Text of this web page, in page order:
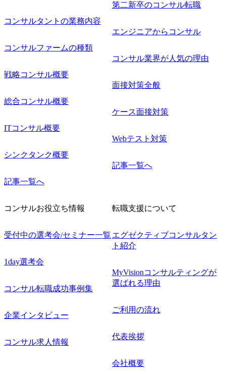
コンサルタントの業務内容
コンサルファームの種類
戦略コンサル概要
総合コンサル概要
ITコンサル概要
シンクタンク概要
記事一覧へ
第二新卒のコンサル転職
エンジニアからコンサル
コンサル業界が人気の理由
面接対策全般
ケース面接対策
Webテスト対策
記事一覧へ
コンサルお役立ち情報
受付中の選考会/セミナー一覧
1day選考会
コンサル転職成功事例集
企業インタビュー
コンサル求人情報
転職支援について
エグゼクティブコンサルタン
ト紹介
MyVisionコンサルティングが
選ばれる理由
ご利用の流れ
代表挨拶
会社概要